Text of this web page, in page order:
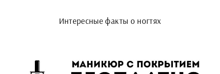
Интересные факты о ногтях